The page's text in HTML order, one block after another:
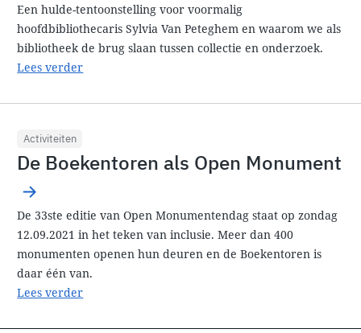
Een hulde-tentoonstelling voor voormalig
hoofdbibliothecaris Sylvia Van Peteghem en waarom we als
bibliotheek de brug slaan tussen collectie en onderzoek.
Lees verder
Activiteiten
De Boekentoren als Open Monument
De 33ste editie van Open Monumentendag staat op zondag
12.09.2021 in het teken van inclusie. Meer dan 400
monumenten openen hun deuren en de Boekentoren is
daar één van.
Lees verder